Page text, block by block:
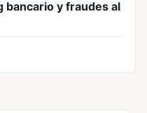
bancario y fraudes al